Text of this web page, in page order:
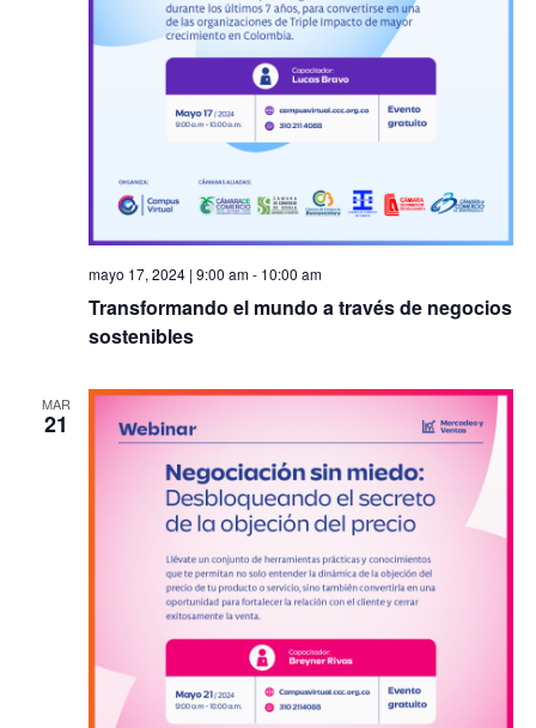
mayo 17, 2024 | 9:00 am- 10:00 am
Transformando el mundo a través de negocios
sostenibles
MAR
21